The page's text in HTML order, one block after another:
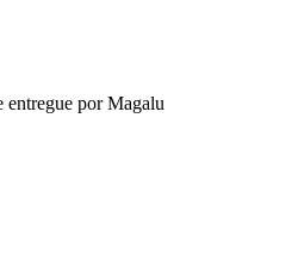
entregue por Magalu